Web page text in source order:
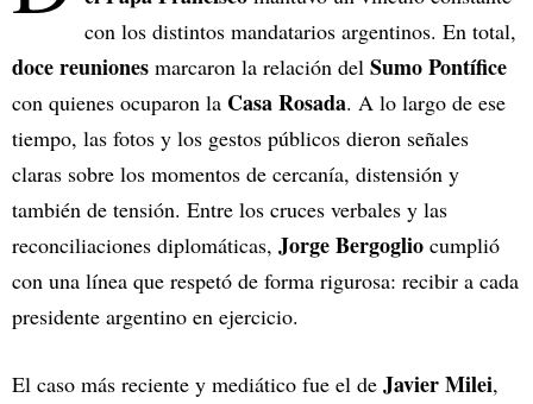
con los distintos mandatarios argentinos. En total,
doce reuniones marcaron la relación del Sumo Pontífice
con quienes ocuparon la Casa Rosada. A lo largo de ese
tiempo, las fotos y los gestos públicos dieron señales
claras sobre los momentos de cercanía, distensión y
también de tensión. Entre los cruces verbales y las
reconciliaciones diplomáticas, Jorge Bergoglio cumplió
con una línea que respetó de forma rigurosa: recibir a cada
presidente argentino en ejercicio.
El caso más reciente y mediático fue el de Javier Milei,